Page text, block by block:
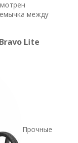
между
Lite
Прочные